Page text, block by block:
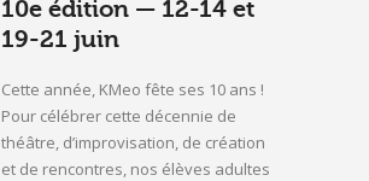
10e édition — 12-14 et
19-21 juin
Cette année, KMeo fête ses 10 ans !
Pour célébrer cette décennie de
théâtre, d’improvisation, de création
et de rencontres, nos élèves adultes